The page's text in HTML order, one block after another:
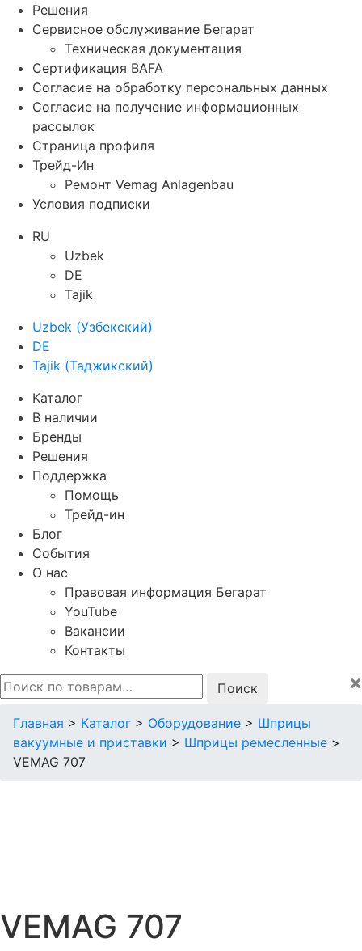
Решения
Сервисное обслуживание Бегарат
Техническая документация
Сертификация BAFA
Согласие на обработку персональных данных
Согласие на получение информационных
рассылок
Страница профиля
Трейд-Ин
Ремонт Vemag Anlagenbau
Условия подписки
RU
Uzbek
DE
Tajik
Uzbek (Узбекский)
DE
Tajik (Таджикский)
Каталог
В наличии
Бренды
Решения
Поддержка
Помощь
Трейд-ин
Блог
События
О нас
Правовая информация Бегарат
YouTube
Вакансии
Контакты
Искать:
×
Главная > Каталог > Оборудование > Шприцы
вакуумные и приставки > Шприцы ремесленные >
VEMAG 707
VEMAG 707